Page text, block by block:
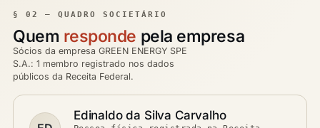
§ 02 — QUADRO SOCIETÁRIO
Quem responde pela empresa
Sócios da empresa GREEN ENERGY SPE
S.A.: 1 membro registrado nos dados
públicos da Receita Federal.
Edinaldo da Silva Carvalho